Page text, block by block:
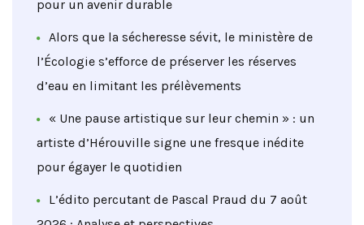
pour un avenir durable
Alors que la sécheresse sévit, le ministère de
l’Écologie s’efforce de préserver les réserves
d’eau en limitant les prélèvements
« Une pause artistique sur leur chemin » : un
artiste d’Hérouville signe une fresque inédite
pour égayer le quotidien
L’édito percutant de Pascal Praud du 7 août